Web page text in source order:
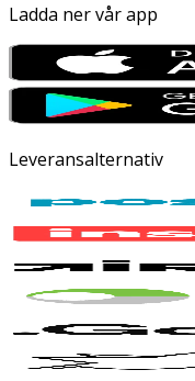
Ladda ner vår app
Leveransalternativ